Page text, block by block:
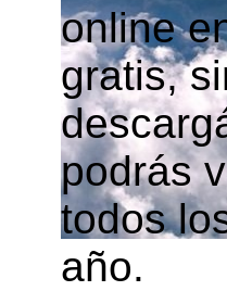
online
gratis,
podrás
todos
año.